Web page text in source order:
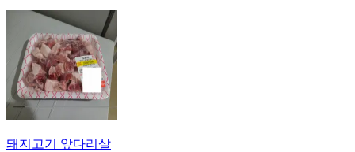
돼지고기 앞다리살